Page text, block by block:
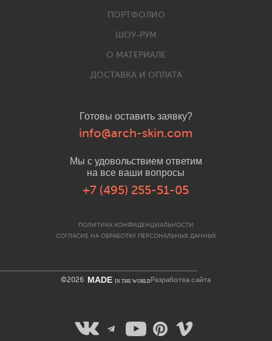
Готовы оставить заявку?
info@arch-skin.com
Мы с удовольствием ответим
на все ваши вопросы
+7 (495) 255-51-05
ПОЛИТИКА КОНФИДЕНЦИАЛЬНОСТИ
СОГЛАСИЕ НА ОБРАБОТКУ ПЕРСОНАЛЬНЫХ ДАННЫХ
ПОРТФОЛИО
ШОУ-РУМ
О МАТЕРИАЛЕ
ДОСТАВКА И ОПЛАТА
©2026 MADEIN THE WORLDРазработка сайта